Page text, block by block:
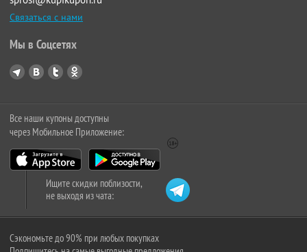
Связаться с нами
Мы в Соцсетях
Все наши купоны доступны
через Мобильное Приложение:
Ищите скидки поблизости,
не выходя из чата:
Сэкономьте до 90% при любых покупках